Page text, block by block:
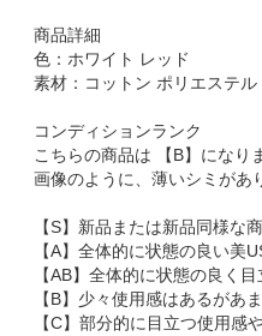
商品詳細
色：ホワイト レッド
素材：コットン ポリエステル
コンディションランク
こちらの商品は 【B】になり
画像のように、薄いシミがあ
【S】新品または新品同様な
【A】全体的に状態の良い美
【AB】全体的に状態の良く
【B】少々使用感はあるがあ
【C】部分的に目立つ使用感